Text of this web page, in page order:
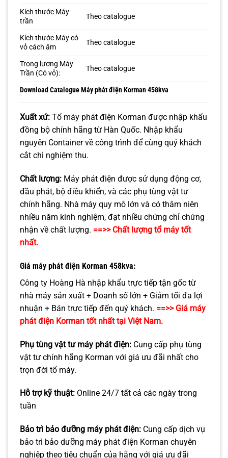
Kích thước Máy
trần
Theo catalogue
Kích thước Máy có
vỏ cách âm
Theo catalogue
Trong lương Máy
Trần (Có vỏ):
Theo catalogue
Download Catalogue Máy phát điện Korman 458kva
Xuất xứ: Tổ máy phát điện Korman được nhập khẩu
đồng bộ chính hãng từ Hàn Quốc. Nhập khẩu
nguyên Container về công trình để cùng quý khách
cắt chì nghiệm thu.
Chất lượng: Máy phát điện được sử dụng động cơ,
đầu phát, bộ điều khiển, và các phụ tùng vật tư
chính hãng. Nhà máy quy mô lớn và có thâm niên
nhiều năm kinh nghiệm, đạt nhiều chứng chỉ chứng
nhận về chất lượng. ==>> Chất lượng tổ máy tốt
nhất.
Giá máy phát điện Korman 458kva:
Công ty Hoàng Hà nhập khẩu trực tiếp tận gốc từ
nhà máy sản xuất + Doanh số lớn + Giảm tối đa lợi
nhuận + Bán trực tiếp đến quý khách. ==>> Giá máy
phát điện Korman tốt nhất tại Việt Nam.
Phụ tùng vật tư máy phát điện: Cung cấp phụ tùng
vật tư chính hãng Korman với giá ưu đãi nhất cho
trọn đời tổ máy.
Hỗ trợ kỹ thuật: Online 24/7 tất cả các ngày trong
tuần
Bảo trì bảo đưỡng máy phát điện: Cung cấp dịch vụ
bảo trì bảo dưỡng máy phát điện Korman chuyên
nghiệp theo tiêu chuẩn của hãng với giá ưu đãi